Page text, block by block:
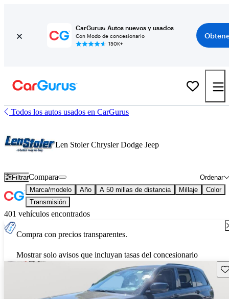
CarGurus: Autos nuevos y usados
Con Modo de concesionario
150K+
Todos los autos usados en CarGurus
Len Stoler Chrysler Dodge Jeep
Filtrar Ordenar
Compara
Marca/modelo Año A 50 millas de distancia Millaje
Color
Transmisión
401 vehículos encontrados
Compra con precios transparentes.
Mostrar solo avisos que incluyan tasas del concesionario